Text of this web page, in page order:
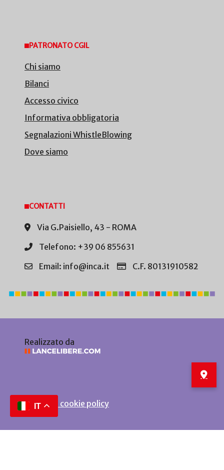
PATRONATO CGIL
Chi siamo
Bilanci
Accesso civico
Informativa obbligatoria
Segnalazioni WhistleBlowing
Dove siamo
CONTATTI
Via G.Paisiello, 43 - ROMA
Telefono: +39 06 855631
Email: info@inca.it
C.F. 80131910582
Realizzato da
Privacy e cookie policy
IT